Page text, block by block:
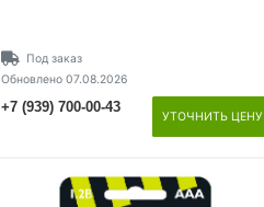
Под заказ
Обновлено 07.08.2026
+7 (939) 700-00-43
УТОЧНИТЬ ЦЕНУ